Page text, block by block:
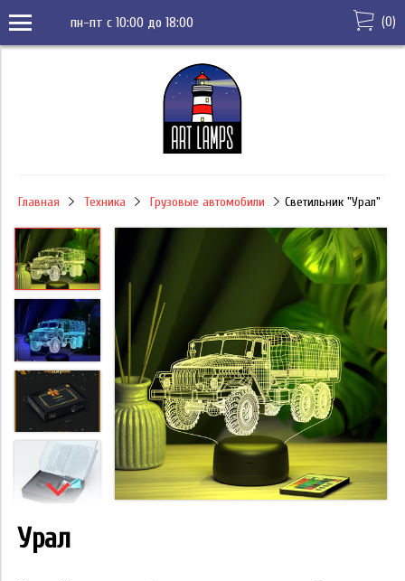
пн-пт с 10:00 до 18:00 (0)
Главная Техника Грузовые автомобили Светильник "Урал"
Урал